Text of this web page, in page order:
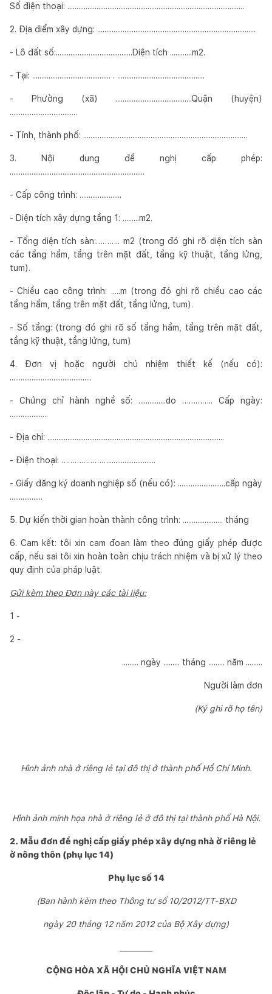
Số điện thoại: .................................................................................................
2. Địa điểm xây dựng: .......................................................................................
- Lô đất số:..........................................Diện tích ............m2.
- Tại: ........................................... . ................................................
- Phường (xã) ..........................................Quận (huyện)
.....................................
- Tỉnh, thành phố: ..........................................................................................
3. Nội dung đề nghị cấp phép:
..........................................................................
- Cấp công trình: .......................
- Diện tích xây dựng tầng 1: .........m2.
- Tổng diện tích sàn:……….. m2 (trong đó ghi rõ diện tích sàn
các tầng hầm, tầng trên mặt đất, tầng kỹ thuật, tầng lửng,
tum).
- Chiều cao công trình: .....m (trong đó ghi rõ chiều cao các
tầng hầm, tầng trên mặt đất, tầng lửng, tum).
- Số tầng: (trong đó ghi rõ số tầng hầm, tầng trên mặt đất,
tầng kỹ thuật, tầng lửng, tum)
4. Đơn vị hoặc người chủ nhiệm thiết kế (nếu có):
.............................................
- Chứng chỉ hành nghề số: ...............do ………….. Cấp ngày:
.....................
- Địa chỉ: .................................................................................................
- Điện thoại: …………………..........................
- Giấy đăng ký doanh nghiệp số (nếu có): ..........................cấp ngày
..................
5. Dự kiến thời gian hoàn thành công trình: ...................... tháng
6. Cam kết: tôi xin cam đoan làm theo đúng giấy phép được
cấp, nếu sai tôi xin hoàn toàn chịu trách nhiệm và bị xử lý theo
quy định của pháp luật.
Gửi kèm theo Đơn này các tài liệu:
1 -
2 -
......... ngày ......... tháng ......... năm .........
Người làm đơn
(Ký ghi rõ họ tên)
Hình ảnh nhà ở riêng lẻ tại đô thị ở thành phố Hồ Chí Minh.
Hình ảnh minh họa nhà ở riêng lẻ ở đô thị tại thành phố Hà Nội.
2. Mẫu đơn đề nghị cấp giấy phép xây dựng nhà ở riêng lẻ
ở nông thôn (phụ lục 14)
Phụ lục số 14
(Ban hành kèm theo Thông tư số 10/2012/TT-BXD
ngày 20 tháng 12 năm 2012 của Bộ Xây dựng)
CỘNG HÒA XÃ HỘI CHỦ NGHĨA VIỆT NAM